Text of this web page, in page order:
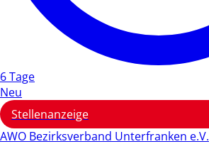
6 Tage
Neu
Stellenanzeige
AWO Bezirksverband Unterfranken e.V.